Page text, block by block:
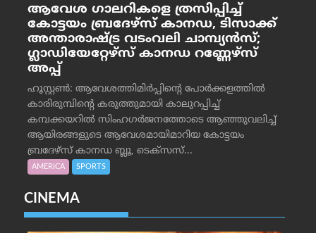
ആവേശ ഗാലറികളെ ത്രസിപ്പിച്ച്
കോട്ടയം ബ്രദേഴ്‌സ് കാനഡ, ടിസാക്ക്
അന്താരാഷ്ട്ര വടംവലി ചാമ്പ്യന്‍സ്;
ഗ്ലാഡിയേറ്റേഴ്‌സ് കാനഡ റണ്ണേഴ്‌സ്
അപ്പ്
ഹൂസ്റ്റണ്‍: ആവേശത്തിമിര്‍പ്പിന്റെ പോര്‍ക്കളത്തില്‍
കാരിരുമ്പിന്റെ കരുത്തുമായി കാലുറപ്പിച്ച്
കമ്പക്കയറില്‍ സിംഹഗര്‍ജനത്തോടെ ആഞ്ഞുവലിച്ച്
ആയിരങ്ങളുടെ ആവേശമായിമാറിയ കോട്ടയം
ബ്രദേഴ്‌സ് കാനഡ ബ്ലൂ, ടെക്‌സസ്...
AMERICA SPORTS
CINEMA